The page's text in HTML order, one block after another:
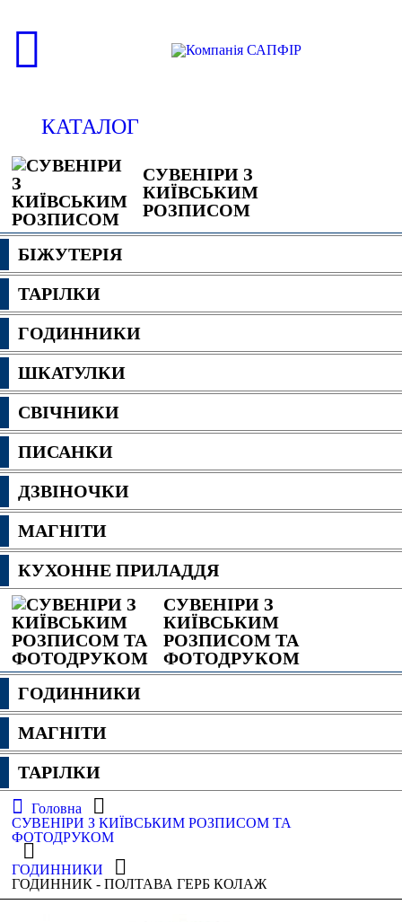
КАТАЛОГ
СУВЕНІРИ З
КИЇВСЬКИМ
РОЗПИСОМ
БІЖУТЕРІЯ
ТАРІЛКИ
ГОДИННИКИ
ШКАТУЛКИ
СВІЧНИКИ
ПИСАНКИ
ДЗВІНОЧКИ
МАГНІТИ
КУХОННЕ ПРИЛАДДЯ
СУВЕНІРИ З
КИЇВСЬКИМ
РОЗПИСОМ ТА
ФОТОДРУКОМ
ГОДИННИКИ
МАГНІТИ
ТАРІЛКИ
Головна
СУВЕНІРИ З КИЇВСЬКИМ РОЗПИСОМ ТА
ФОТОДРУКОМ
ГОДИННИКИ
ГОДИННИК - ПОЛТАВА ГЕРБ КОЛАЖ